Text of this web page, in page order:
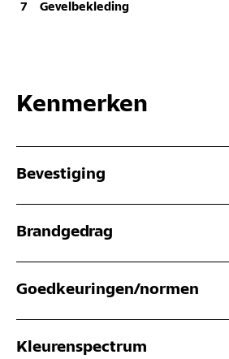
Gevelbekleding
Kenmerken
Bevestiging
Brandgedrag
Goedkeuringen/normen
Kleurenspectrum